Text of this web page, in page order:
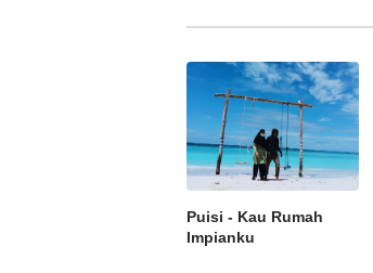
Puisi - Kau Rumah
Impianku